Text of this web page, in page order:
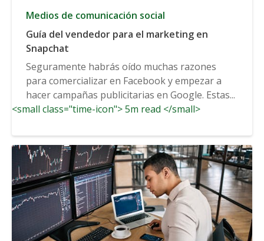
Medios de comunicación social
Guía del vendedor para el marketing en
Snapchat
Seguramente habrás oído muchas razones
para comercializar en Facebook y empezar a
hacer campañas publicitarias en Google. Estas...
<small class="time-icon"> 5m read </small>